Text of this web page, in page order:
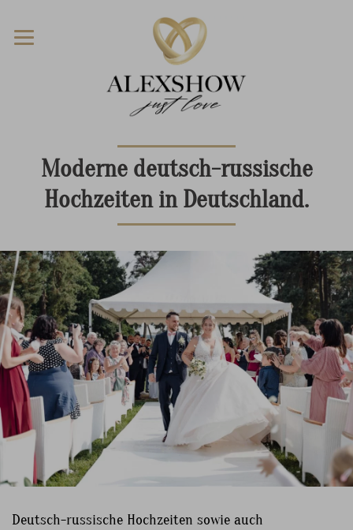
Moderne deutsch-russische
Hochzeiten in Deutschland.
Deutsch-russische Hochzeiten sowie auch